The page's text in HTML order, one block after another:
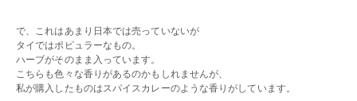
で、これはあまり日本では売っていないが
タイではポピュラーなもの。
ハーブがそのまま入っています。
こちらも色々な香りがあるのかもしれませんが、
私が購入したものはスパイスカレーのような香りがしています。